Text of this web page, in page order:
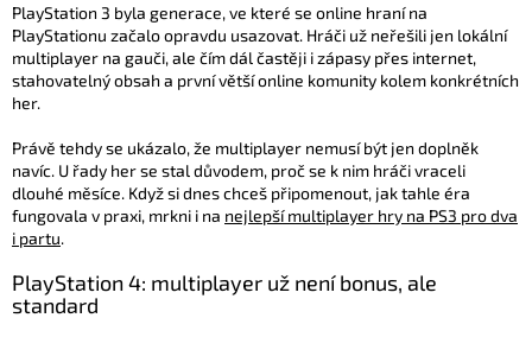
PlayStation 3 byla generace, ve které se online hraní na
PlayStationu začalo opravdu usazovat. Hráči už neřešili jen lokální
multiplayer na gauči, ale čím dál častěji i zápasy přes internet,
stahovatelný obsah a první větší online komunity kolem konkrétních
her.
Právě tehdy se ukázalo, že multiplayer nemusí být jen doplněk
navíc. U řady her se stal důvodem, proč se k nim hráči vraceli
dlouhé měsíce. Když si dnes chceš připomenout, jak tahle éra
fungovala v praxi, mrkni i na nejlepší multiplayer hry na PS3 pro dva
i partu.
PlayStation 4: multiplayer už není bonus, ale
standard